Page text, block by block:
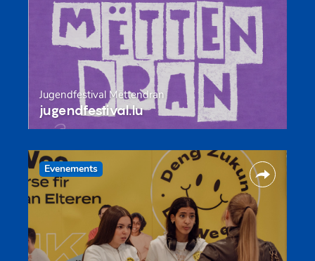
Jugendfestival Mëttendran
jugendfestival.lu
Evenements